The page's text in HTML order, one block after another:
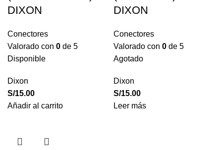
DIXON
Conectores
Valorado con 0 de 5
Disponible
Dixon
S/15.00
Añadir al carrito
DIXON
Conectores
Valorado con 0 de 5
Agotado
Dixon
S/15.00
Leer más